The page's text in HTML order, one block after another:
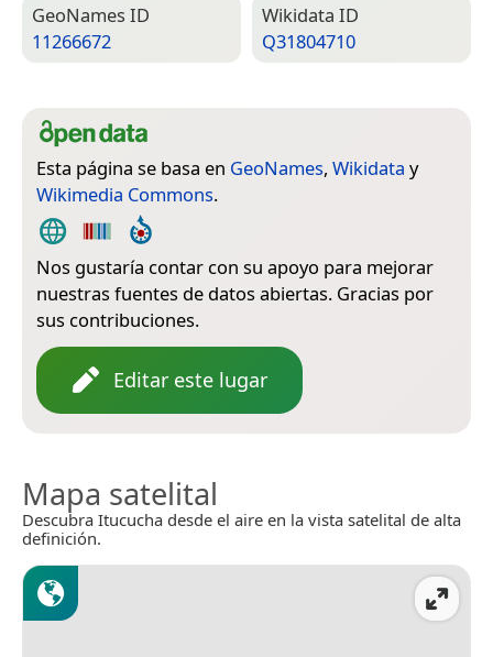
Geo­Names ID
11266672
Wiki­data ID
Q31804710
Esta página se basa en GeoNames, Wikidata y
Wikimedia Commons.
Nos gustaría contar con su apoyo para mejorar
nuestras fuentes de datos abiertas. Gracias por
sus contribuciones.
Editar este lugar
Mapa satelital
Descubra Itucucha desde el aire en la vista satelital de alta
definición.